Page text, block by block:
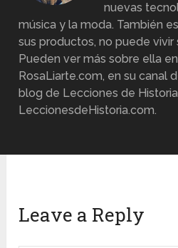
nuevas
música y la moda. También
sus productos, no puede vivir
Pueden ver más sobre ella
RosaLiarte.com, en su canal
blog de Lecciones de
LeccionesdeHistoria.com.
Leave a Reply